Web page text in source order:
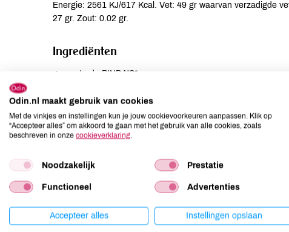
Energie: 2561 KJ/617 Kcal. Vet: 49 gr waarvan verzadigde
27 gr. Zout: 0.02 gr.
Ingrediënten
geroosterde PINDA'S*.
Allergenen
Aardnoten
aanwezig
Gluten
niet aanwezig
niet aanwezig
Mosterd
niet aanwezig
Noten
kan bevatten
Odin.nl maakt gebruik van cookies
Met de vinkjes en instellingen kun je jouw cookievoorkeuren aanpassen. Klik op
“Accepteer alles” om akkoord te gaan met het gebruik van alle cookies, zoals
beschreven in onze cookieverklaring.
Noodzakelijk Prestatie
Functioneel Advertenties
Accepteer alles Instellingen opslaan